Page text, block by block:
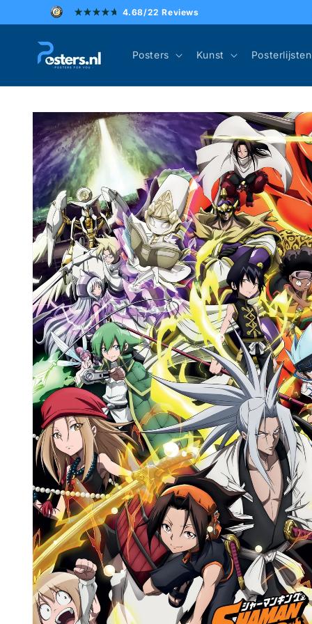
Meteen
naar de
content
4.68/22 Reviews
Posters Kunst Posterlijsten
Ga direct naar
productinformatie